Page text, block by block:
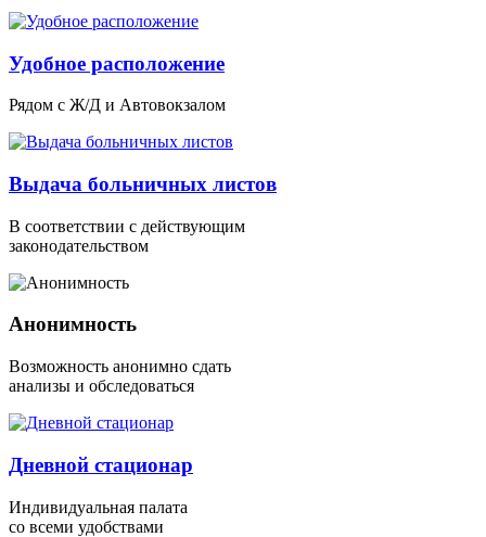
Удобное расположение
Рядом с Ж/Д и Автовокзалом
Выдача больничных листов
В соответствии с действующим
законодательством
Анонимность
Возможность анонимно сдать
анализы и обследоваться
Дневной стационар
Индивидуальная палата
со всеми удобствами